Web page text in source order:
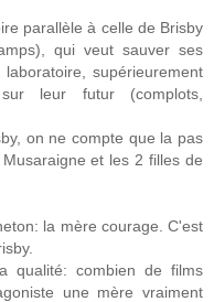
parallèle à celle de Brisby
qui veut sauver ses
supérieurement
sur leur futur (complots,
on ne compte que la pas
et les 2 filles de
la mère courage. C'est
qualité: combien de films
une mère vraiment